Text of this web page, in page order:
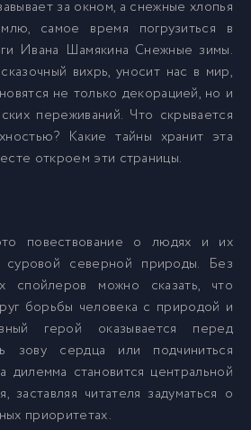
за окном, а снежные хлопья
самое время погрузиться в
Ивана Шамякина Снежные зимы.
вихрь, уносит нас в мир,
не только декорацией, но и
переживаний. Что скрывается
Какие тайны хранит эта
откроем эти страницы.
повествование о людях и их
суровой северной природы. Без
спойлеров можно сказать, что
борьбы человека с природой и
герой оказывается перед
зову сердца или подчиниться
дилемма становится центральной
заставляя читателя задуматься о
приоритетах.